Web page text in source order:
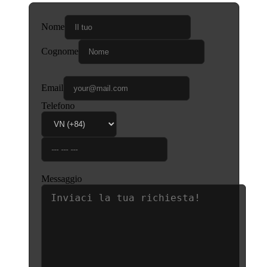
Nome
Cognome
Email
Telefono
Messaggio